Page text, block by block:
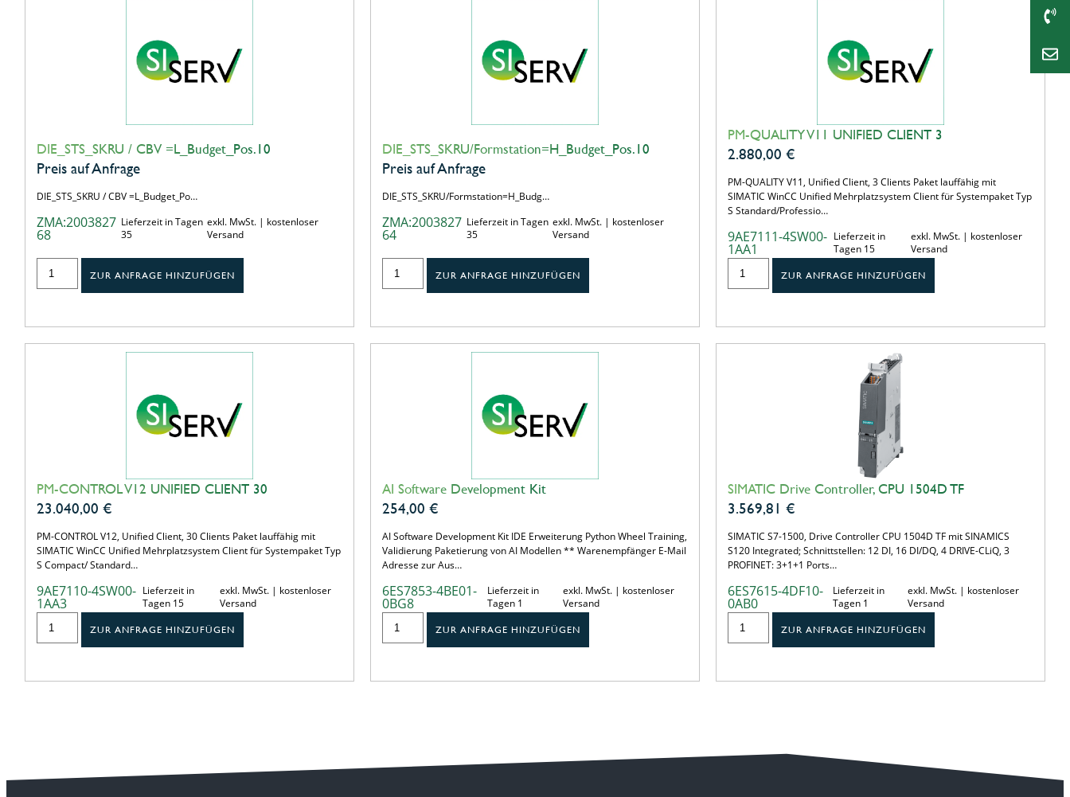
DIE_STS_SKRU / CBV =L_Budget_Pos.10
Preis auf Anfrage
DIE_STS_SKRU / CBV =L_Budget_Po…
ZMA:2003827
68
Lieferzeit in Tagen
35
exkl. MwSt. | kostenloser
Versand
ZUR ANFRAGE HINZUFÜGEN
DIE_STS_SKRU/Formstation=H_Budget_Pos.10
Preis auf Anfrage
DIE_STS_SKRU/Formstation=H_Budg…
ZMA:2003827
64
Lieferzeit in Tagen
35
exkl. MwSt. | kostenloser
Versand
ZUR ANFRAGE HINZUFÜGEN
PM-QUALITY V11 UNIFIED CLIENT 3
2.880,00 €
PM-QUALITY V11, Unified Client, 3 Clients Paket lauffähig mit
SIMATIC WinCC Unified Mehrplatzsystem Client für Systempaket Typ
S Standard/Professio…
9AE7111-4SW00-
1AA1
Lieferzeit in
Tagen 15
exkl. MwSt. | kostenloser
Versand
ZUR ANFRAGE HINZUFÜGEN
PM-CONTROL V12 UNIFIED CLIENT 30
23.040,00 €
PM-CONTROL V12, Unified Client, 30 Clients Paket lauffähig mit
SIMATIC WinCC Unified Mehrplatzsystem Client für Systempaket Typ
S Compact/ Standard…
9AE7110-4SW00-
1AA3
Lieferzeit in
Tagen 15
exkl. MwSt. | kostenloser
Versand
ZUR ANFRAGE HINZUFÜGEN
AI Software Development Kit
254,00 €
AI Software Development Kit IDE Erweiterung Python Wheel Training,
Validierung Paketierung von AI Modellen ** Warenempfänger E-Mail
Adresse zur Aus…
6ES7853-4BE01-
0BG8
Lieferzeit in
Tagen 1
exkl. MwSt. | kostenloser
Versand
ZUR ANFRAGE HINZUFÜGEN
SIMATIC Drive Controller, CPU 1504D TF
3.569,81 €
SIMATIC S7-1500, Drive Controller CPU 1504D TF mit SINAMICS
S120 Integrated; Schnittstellen: 12 DI, 16 DI/DQ, 4 DRIVE-CLiQ, 3
PROFINET: 3+1+1 Ports…
6ES7615-4DF10-
0AB0
Lieferzeit in
Tagen 1
exkl. MwSt. | kostenloser
Versand
ZUR ANFRAGE HINZUFÜGEN